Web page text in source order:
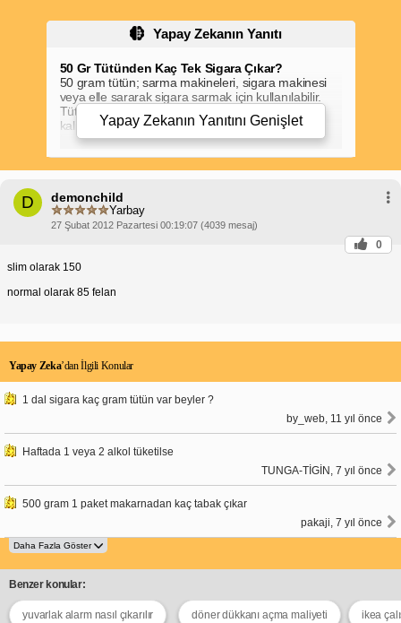
Yapay Zekanın Yanıtı
50 Gr Tütünden Kaç Tek Sigara Çıkar?
50 gram tütün; sarma makineleri, sigara makinesi
veya elle sararak sigara sarmak için kullanılabilir.
Tütünden kaç adet sigara elde edeceğin, tütünün
kalitesine, sarma sıklığına ve sigara kağıdının
boyutuna bağlıdır.
Ortalama olarak, 50 gram tütün ile yaklaşık100-150
adetsigara sarılabilir. Ancak, bu sayı yukarıda
Marlboro Roll 50
sigaralarda, 50 gram tütün ile yaklaşık
adetsigara elde edilir.
Elle sarılmış sigaralarda, tütünü daha sıkı veya
diğer faktörler sigara sayısını etkileyecektir.
Sigara içmenin ciddi sağlık riskleri taşıdığını
unutmamak önemlidir. Sigara içmek, kanser, kalp
hastalığı ve diğer sağlık sorunlarına yol açabilir.
Sigara içmiyorsanız, başlamayın. Sigara içiyorsanız,
bırakmak için yardım alın.
Yapay Zekanın Yanıtını Genişlet
D demonchild
Yarbay
27 Şubat 2012 Pazartesi 00:19:07 (4039 mesaj)
0
slim olarak 150
normal olarak 85 felan
Yapay Zeka’dan İlgili Konular
1 dal sigara kaç gram tütün var beyler ?
by_web, 11 yıl önce
Haftada 1 veya 2 alkol tüketilse
TUNGA-TİGİN, 7 yıl önce
500 gram 1 paket makarnadan kaç tabak çıkar
pakaji, 7 yıl önce
Benzer konular:
yuvarlak alarm nasıl çıkarılır döner dükkanı açma maliyeti ikea